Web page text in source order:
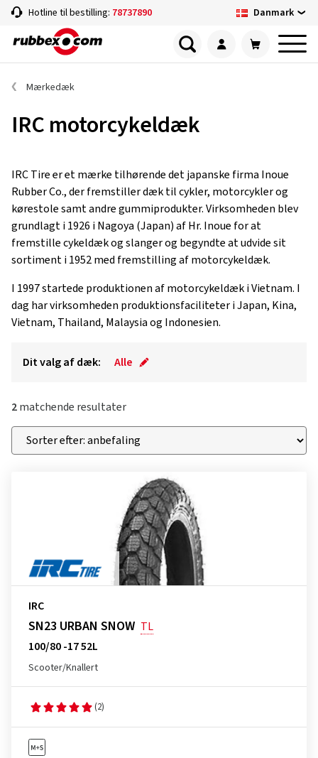
Hotline til bestilling: 78737890 Danmark
Mærkedæk
IRC motorcykeldæk
IRC Tire er et mærke tilhørende det japanske firma Inoue
Rubber Co., der fremstiller dæk til cykler, motorcykler og
kørestole samt andre gummiprodukter. Virksomheden blev
grundlagt i 1926 i Nagoya (Japan) af Hr. Inoue for at
fremstille cykeldæk og slanger og begyndte at udvide sit
sortiment i 1952 med fremstilling af motorcykeldæk.
I 1997 startede produktionen af ​​motorcykeldæk i Vietnam. I
dag har virksomheden produktionsfaciliteter i Japan, Kina,
Vietnam, Thailand, Malaysia og Indonesien.
Dit valg af dæk: Alle
2matchende resultater
IRC
SN23 URBAN SNOW TL
100/80 -17 52L
Scooter/Knallert
(2)